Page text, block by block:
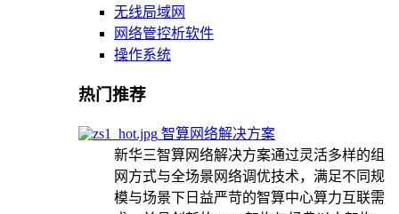
无线局域网
网络管控析软件
操作系统
热门推荐
智算网络解决方案
新华三智算网络解决方案通过灵活多样的组
网方式与全场景网络调优技术，满足不同规
模与场景下日益严苛的智算中心算力互联需